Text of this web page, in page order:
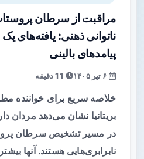
مراقبت از سرطان
ناتوانی ذهنی: یافته‌های
پیامدهای بالینی
خلاصه سریع برای خواننده
در مسیر تشخیص سرطان
نابرابری‌هایی هستند. آنها